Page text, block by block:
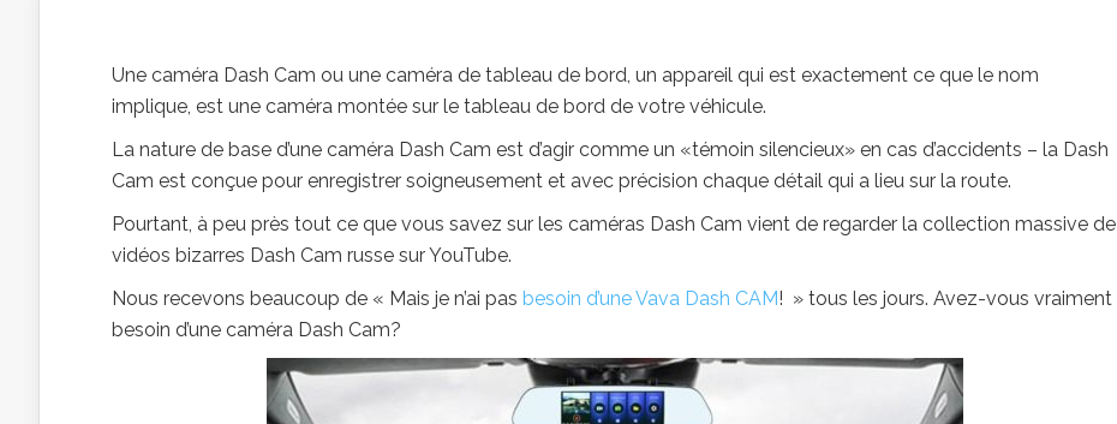
Une caméra Dash Cam ou une caméra de tableau de bord, un appareil qui est exactement ce que le nom
implique, est une caméra montée sur le tableau de bord de votre véhicule.
La nature de base d’une caméra Dash Cam est d’agir comme un «témoin silencieux» en cas d’accidents – la Dash
Cam est conçue pour enregistrer soigneusement et avec précision chaque détail qui a lieu sur la route.
Pourtant, à peu près tout ce que vous savez sur les caméras Dash Cam vient de regarder la collection massive de
vidéos bizarres Dash Cam russe sur YouTube.
Nous recevons beaucoup de « Mais je n’ai pas besoin d’une Vava Dash CAM! » tous les jours. Avez-vous vraiment
besoin d’une caméra Dash Cam?